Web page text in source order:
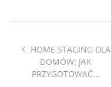
HOME STAGING DLA
DOMÓW: JAK
PRZYGOTOWAĆ...